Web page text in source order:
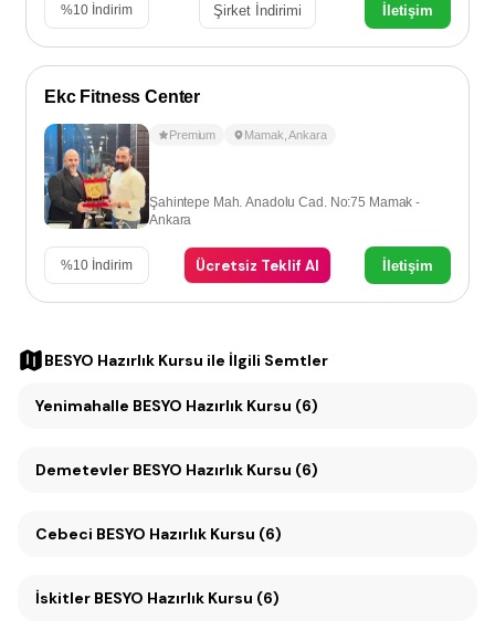
%10 İndirim Şirket İndirimi İletişim
Ekc Fitness Center
Premium Mamak ,Ankara
Şahintepe Mah. Anadolu Cad. No:75 Mamak -
Ankara
%10 İndirim Ücretsiz Teklif Al İletişim
BESYO Hazırlık Kursu ile İlgili Semtler
Yenimahalle BESYO Hazırlık Kursu (6)
Demetevler BESYO Hazırlık Kursu (6)
Cebeci BESYO Hazırlık Kursu (6)
İskitler BESYO Hazırlık Kursu (6)